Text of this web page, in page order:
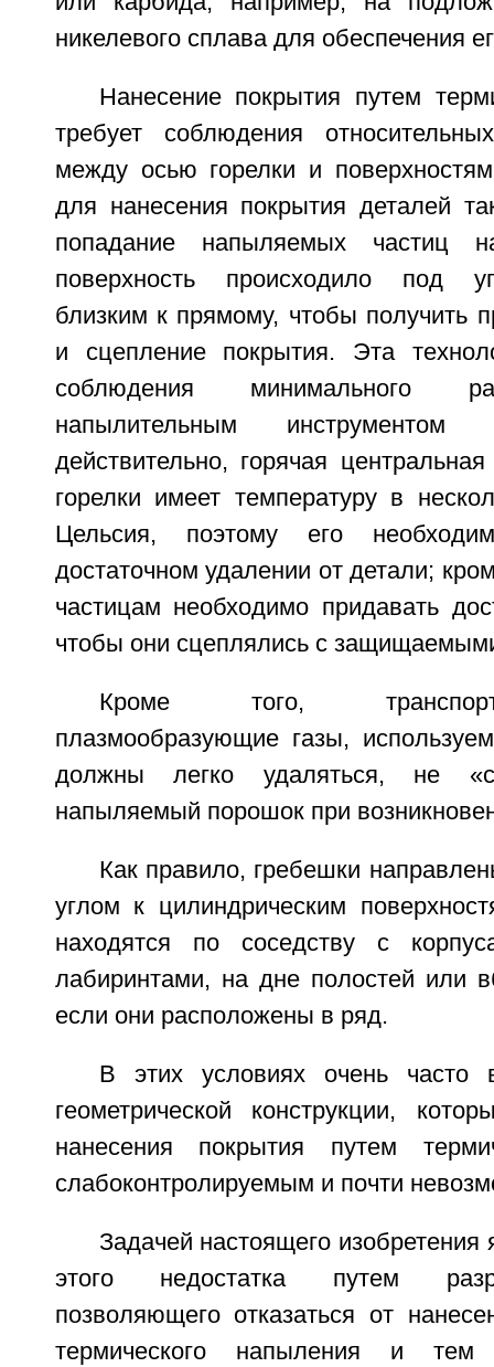
никелевого сплава для обеспечения
Нанесение покрытия путем
требует соблюдения
между осью горелки и
для нанесения покрытия деталей
попадание напыляемых частиц
поверхность происходило под
близким к прямому, чтобы получить
и сцепление покрытия. Эта
соблюдения минимального
напылительным инструментом
действительно, горячая
горелки имеет температуру в
Цельсия, поэтому его
достаточном удалении от детали;
частицам необходимо придавать
чтобы они сцеплялись с
Кроме того,
плазмообразующие газы,
должны легко удаляться, не
напыляемый порошок при
Как правило, гребешки
углом к цилиндрическим
находятся по соседству с
лабиринтами, на дне полостей или
если они расположены в ряд.
В этих условиях очень часто
геометрической конструкции,
нанесения покрытия путем
слабоконтролируемым и почти
Задачей настоящего изобретения
этого недостатка путем
позволяющего отказаться от
термического напыления и